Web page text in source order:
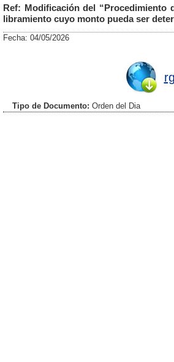
Ref: Modificación del “Procedimiento
libramiento cuyo monto pueda ser
Fecha: 04/05/2026
Tipo de Documento: Orden del Dia